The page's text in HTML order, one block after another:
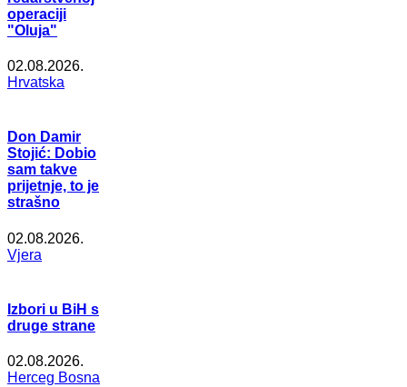
operaciji
"Oluja"
02.08.2026.
Hrvatska
Don Damir
Stojić: Dobio
sam takve
prijetnje, to je
strašno
02.08.2026.
Vjera
Izbori u BiH s
druge strane
02.08.2026.
Herceg Bosna